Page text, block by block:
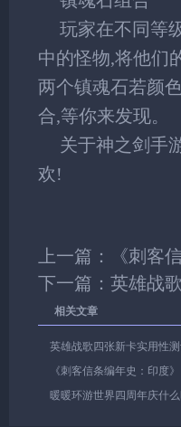
玩家在不同等
中的怪物,将他们
两个镇魂石若颜
合,等你来发现。
关于神之剑手
欢!
上一篇：
《刺客
下一篇： 英雄战
相关文章
英雄战歌四张新卡实用性
《刺客信条编年史：印度
暖暖环游世界四周年庆什